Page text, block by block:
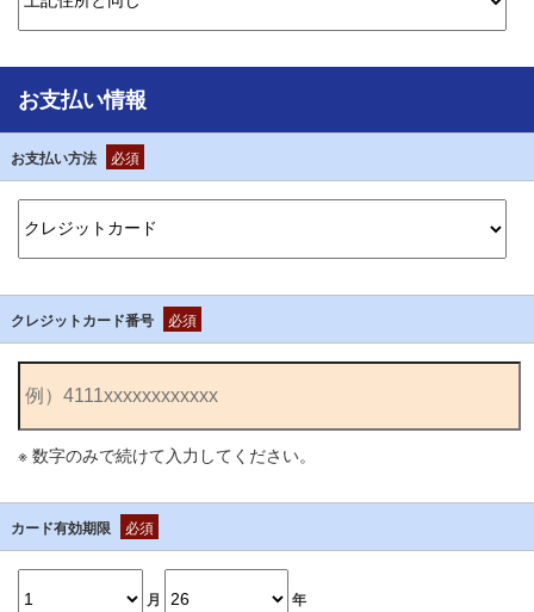
お支払い情報
お支払い方法 必須
クレジットカード番号 必須
※ 数字のみで続けて入力してください。
カード有効期限 必須
月 年